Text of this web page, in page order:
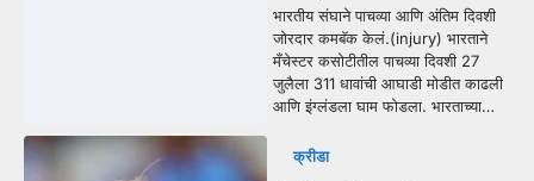
भारतीय संघाने पाचव्या आणि अंतिम दिवशी
जोरदार कमबॅक केलं.(injury) भारताने
मँचेस्टर कसोटीतील पाचव्या दिवशी 27
जुलैला 311 धावांची आघाडी मोडीत काढली
आणि इंग्लंडला घाम फोडला. भारताच्या…
क्रीडा